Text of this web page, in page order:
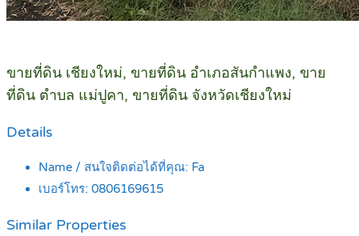
ขายที่ดิน เชียงใหม่, ขายที่ดิน อำเภอสันกำแพง, ขาย
ที่ดิน ตำบล แม่ปูคา, ขายที่ดิน จังหวัดเชียงใหม่
Details
Name / สนใจติดต่อได้ที่คุณ: Fa
เบอร์โทร: 0806169615
Similar Properties